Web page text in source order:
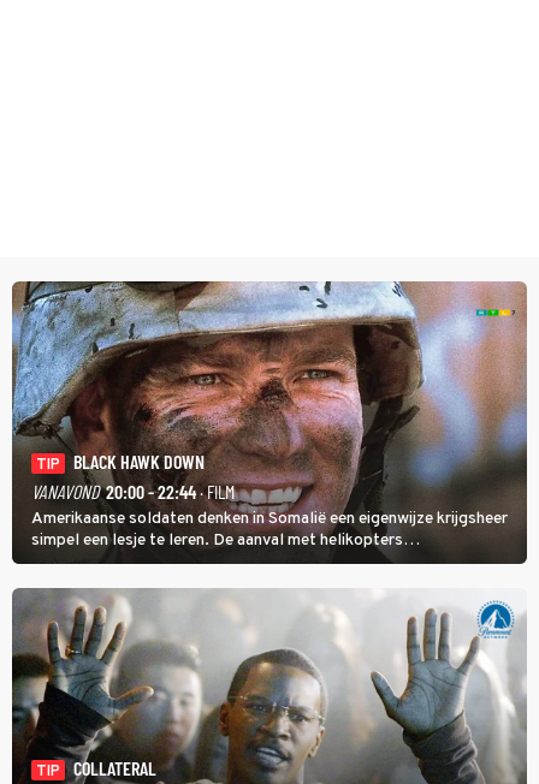
TIP
BLACK HAWK DOWN
VANAVOND 20:00 - 22:44· FILM
Amerikaanse soldaten denken in Somalië een eigenwijze krijgsheer
simpel een lesje te leren. De aanval met helikopters
verloopt in Black Hawk down dramatisch.
TIP
COLLATERAL